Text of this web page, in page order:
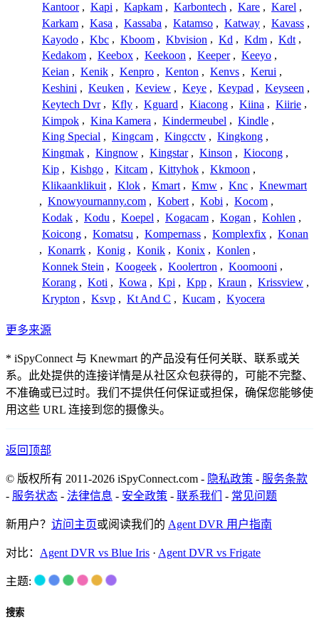
Kantoor , Kapi , Kapkam , Karbontech , Kare , Karel ,
Karkam , Kasa , Kassaba , Katamso , Katway , Kavass ,
Kayodo , Kbc , Kboom , Kbvision , Kd , Kdm , Kdt ,
Kedakom , Keebox , Keekoon , Keeper , Keeyo ,
Keian , Kenik , Kenpro , Kenton , Kenvs , Kerui ,
Keshini , Keuken , Keview , Keye , Keypad , Keyseen ,
Keytech Dvr , Kfly , Kguard , Kiacong , Kiina , Kiirie ,
Kimpok , Kina Kamera , Kindermeubel , Kindle ,
King Special , Kingcam , Kingcctv , Kingkong ,
Kingmak , Kingnow , Kingstar , Kinson , Kiocong ,
Kip , Kishgo , Kitcam , Kittyhok , Kkmoon ,
Klikaanklikuit , Klok , Kmart , Kmw , Knc , Knewmart
, Knowyournanny.com , Kobert , Kobi , Kocom ,
Kodak , Kodu , Koepel , Kogacam , Kogan , Kohlen ,
Koicong , Komatsu , Kompernass , Komplexfix , Konan
, Konarrk , Konig , Konik , Konix , Konlen ,
Konnek Stein , Koogeek , Koolertron , Koomooni ,
Korang , Koti , Kowa , Kpi , Kpp , Kraun , Krissview ,
Krypton , Ksvp , Kt And C , Kucam , Kyocera
更多来源
* iSpyConnect 与 Knewmart 的产品没有任何关联、联系或关
系。此处提供的连接详情是从社区众包获得的，可能不完整、
不准确或已过时。我们不提供任何保证或担保，确保您能够使
用这些 URL 连接到您的摄像头。
返回顶部
© 版权所有 2011-2026 iSpyConnect.com - 隐私政策 - 服务条款
- 服务状态 - 法律信息 - 安全政策 - 联系我们 - 常见问题
新用户？ 访问主页或阅读我们的 Agent DVR 用户指南
对比： Agent DVR vs Blue Iris · Agent DVR vs Frigate
主题:
搜索